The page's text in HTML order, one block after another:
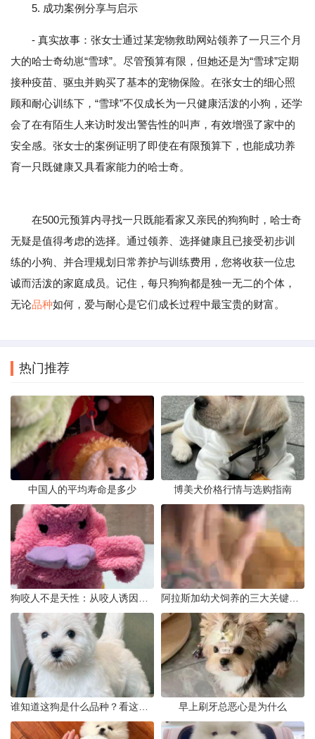
5. 成功案例分享与启示
- 真实故事：张女士通过某宠物救助网站领养了一只三个月
大的哈士奇幼崽“雪球”。尽管预算有限，但她还是为“雪球”定期
接种疫苗、驱虫并购买了基本的宠物保险。在张女士的细心照
顾和耐心训练下，“雪球”不仅成长为一只健康活泼的小狗，还学
会了在有陌生人来访时发出警告性的叫声，有效增强了家中的
安全感。张女士的案例证明了即使在有限预算下，也能成功养
育一只既健康又具看家能力的哈士奇。
在500元预算内寻找一只既能看家又亲民的狗狗时，哈士奇
无疑是值得考虑的选择。通过领养、选择健康且已接受初步训
练的小狗、并合理规划日常养护与训练费用，您将收获一位忠
诚而活泼的家庭成员。记住，每只狗狗都是独一无二的个体，
无论品种如何，爱与耐心是它们成长过程中最宝贵的财富。
热门推荐
中国人的平均寿命是多少 博美犬价格行情与选购指南
早上刷牙总恶心是为什么